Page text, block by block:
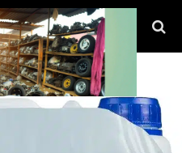
Qu’est ce que l’Adblue ?